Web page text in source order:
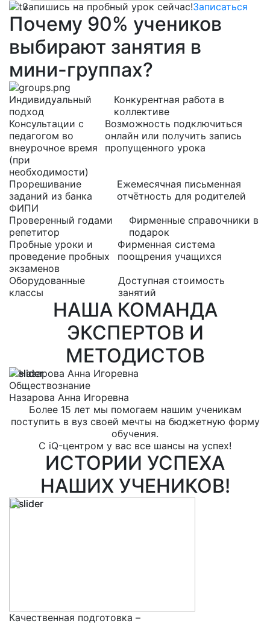
Запишись на пробный урок сейчас!Записаться
Почему 90% учеников
выбирают занятия в
мини-группах?
Индивидуальный
подход
Конкурентная работа в
коллективе
Консультации с
педагогом во
внеурочное время
(при
необходимости)
Возможность подключиться
онлайн или получить запись
пропущенного урока
Прорешивание
заданий из банка
ФИПИ
Ежемесячная письменная
отчётность для родителей
Проверенный годами
репетитор
Фирменные справочники в
подарок
Пробные уроки и
проведение пробных
экзаменов
Фирменная система
поощрения учащихся
Оборудованные
классы
Доступная стоимость
занятий
НАША КОМАНДА
ЭКСПЕРТОВ И
МЕТОДИСТОВ
Обществознание
Назарова Анна Игоревна
Более 15 лет мы помогаем нашим ученикам
поступить в вуз своей мечты на бюджетную форму
обучения.
С iQ-центром у вас все шансы на успех!
ИСТОРИИ УСПЕХА
НАШИХ УЧЕНИКОВ!
Качественная подготовка –